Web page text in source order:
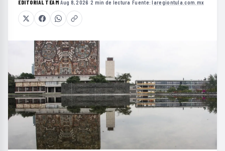
EDITORIAL TEAM·Aug 8, 2026 ·2 min de lectura ·Fuente:laregiontula.com.mx